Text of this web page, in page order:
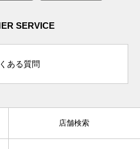
SERVICE
ある質問
店舗検索